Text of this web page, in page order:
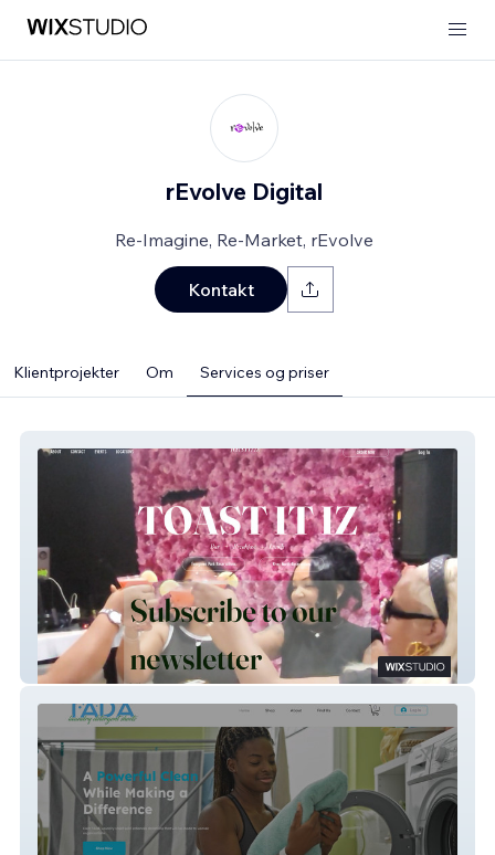
rEvolve Digital
Re-Imagine, Re-Market, rEvolve
Kontakt
Klientprojekter Om Services og priser
Toast It IZ